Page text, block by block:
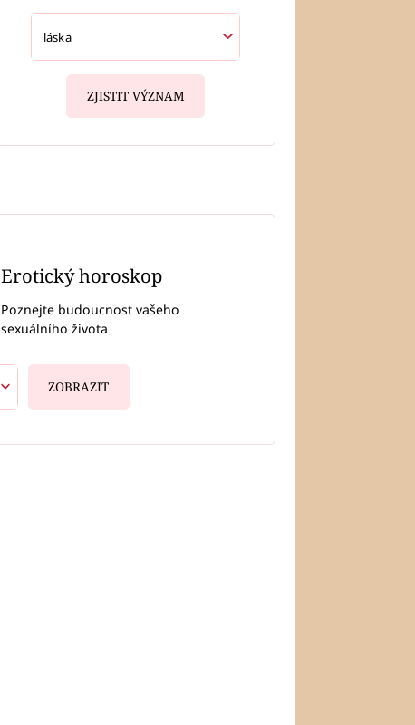
ZJISTIT VÝZNAM
Erotický horoskop
Poznejte budoucnost vašeho
sexuálního života
ZOBRAZIT